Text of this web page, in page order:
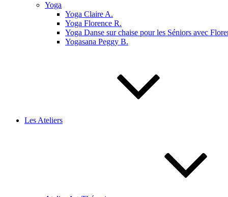
Yoga
Yoga Claire A.
Yoga Florence R.
Yoga Danse sur chaise pour les Séniors avec
Yogasana Peggy B.
Les Ateliers